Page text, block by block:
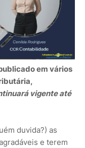
em vários
,
vigente até
duvida?) as
e terem